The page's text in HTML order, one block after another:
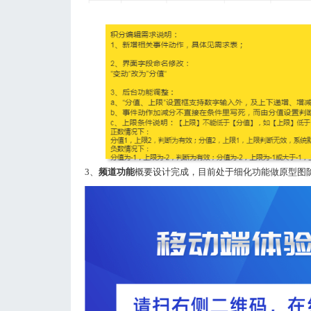
3、 频道功能概要设计完成，目前处于细化功能做原型图